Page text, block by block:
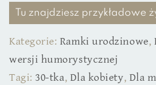
Tu znajdziesz przykładowe
Kategorie: Ramki urodzinowe,
wersji humorystycznej
Tagi:30-tka, Dla kobiety, Dla